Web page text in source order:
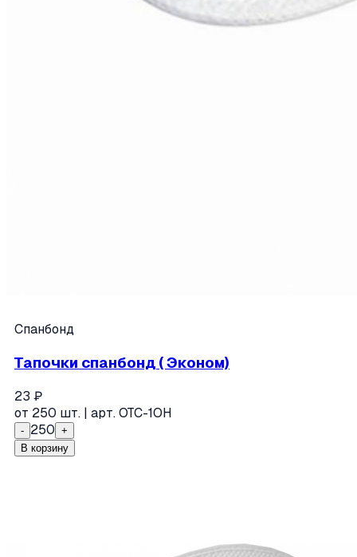
Спанбонд
Тапочки спанбонд ( Эконом)
23 ₽
от 250 шт. | арт.ОТС-1ОН
- 250 +
В корзину